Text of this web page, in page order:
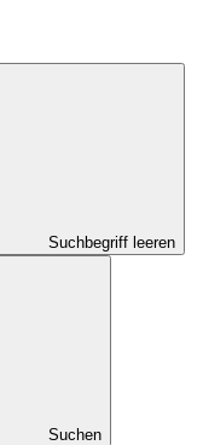
Suchbegriff leeren
Suchen